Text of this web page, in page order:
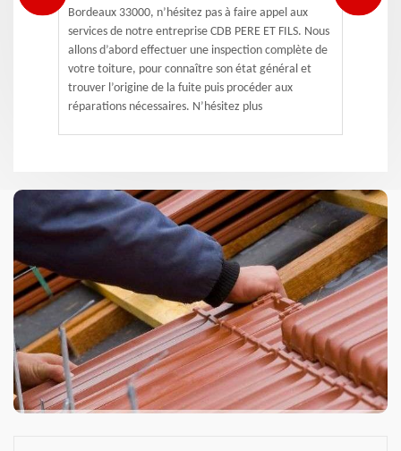
Bordeaux 33000, n’hésitez pas à faire appel aux
services de notre entreprise CDB PERE ET FILS. Nous
allons d’abord effectuer une inspection complète de
votre toiture, pour connaître son état général et
trouver l’origine de la fuite puis procéder aux
réparations nécessaires. N’hésitez plus